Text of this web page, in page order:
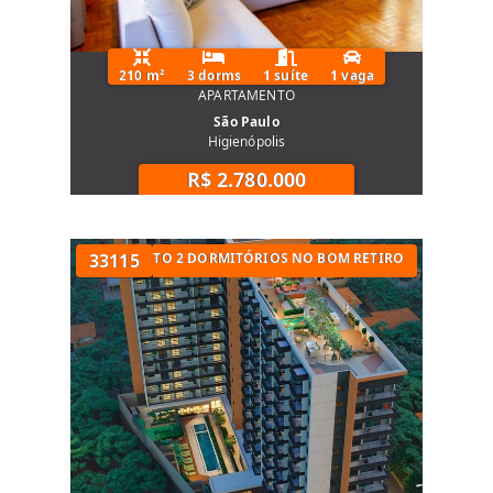
210 m² 3 dorms 1 suíte
1 vaga
APARTAMENTO
São Paulo
Higienópolis
R$ 2.780.000
33115
APARTAMENTO 2 DORMITÓRIOS NO BOM RETIRO